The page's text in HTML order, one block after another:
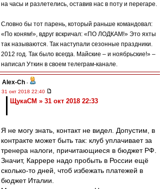
на часы и разлетелись, оставив нас в поту и перегаре.
Словно бы тот парень, который раньше командовал:
«По коням!», вдруг вскричал: «ПО ЛОДКАМ!» Это яхты
так называются. Так наступали сезонные праздники.
2012 год. Так было всегда. Майские – и ноябрьские!» –
написал Уткин в своем телеграм-канале.
Alex-Ch -
31 окт 2018 22:40
ЩукаСМ » 31 окт 2018 22:33
Я не могу знать, контакт не видел. Допустим, в
контракте может быть так: клуб уплачивает за
тренера налоги, причитающиеся в бюджет РФ.
Значит, Каррере надо пробыть в России ещё
сколько-то дней, чтоб избежать платежей в
бюджет Италии.